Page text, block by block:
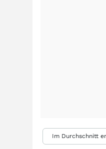
Im Durchschnitt